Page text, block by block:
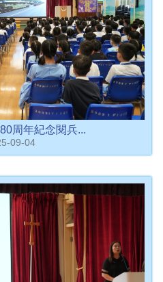
周年紀念閱兵...
09-04